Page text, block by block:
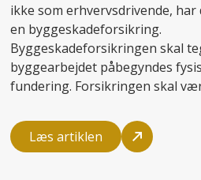
ikke som erhvervsdrivende,
en byggeskadeforsikring.
Byggeskadeforsikringen skal
byggearbejdet påbegyndes
fundering. Forsikringen skal
byggesagsbehandlingen. Det
partner, der står for opførelsen
Læs artiklen